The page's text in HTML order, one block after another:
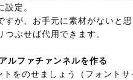
定。
すが、お手元に素材がないと
ぶせば代用できます。
ルファチァンネルを作る
をのせましょう（フォントサ